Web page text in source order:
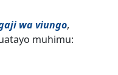
wa viungo,
muhimu: